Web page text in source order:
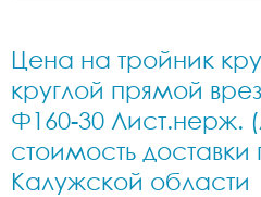
Цена на тройник
круглой прямой
Ф160-30 Лист.нерж.
стоимость доставки
Калужской области